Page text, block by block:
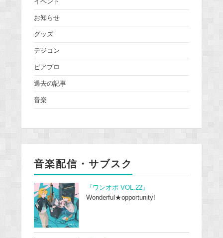
お知らせ
グッズ
デジコン
ピアプロ
過去の記事
音楽
音楽配信・サブスク
『ワンオポ VOL.22』
Wonderful★opportunity!